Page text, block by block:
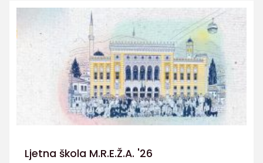
Ljetna škola M.R.E.Ž.A. '26